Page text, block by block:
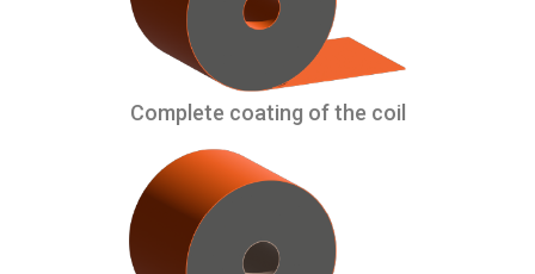
Complete coating of the coil